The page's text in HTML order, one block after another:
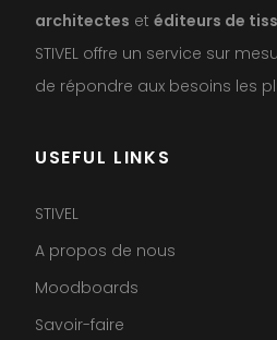
architectes et éditeurs de
STIVEL offre un service sur
de répondre aux besoins les
USEFUL LINKS
STIVEL
A propos de nous
Moodboards
Savoir-faire